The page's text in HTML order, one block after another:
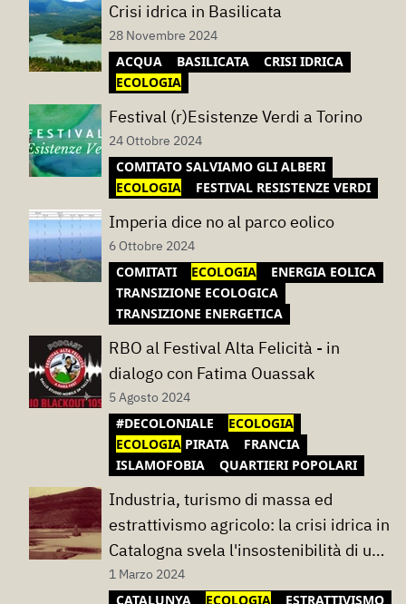
Crisi idrica in Basilicata
28 Novembre 2024
ACQUA BASILICATA
CRISI IDRICA
ECOLOGIA
Festival (r)Esistenze Verdi a Torino
24 Ottobre 2024
COMITATO SALVIAMO GLI ALBERI
ECOLOGIA
FESTIVAL RESISTENZE VERDI
Imperia dice no al parco eolico
6 Ottobre 2024
COMITATI ECOLOGIA
ENERGIA EOLICA
TRANSIZIONE ECOLOGICA
TRANSIZIONE ENERGETICA
RBO al Festival Alta Felicità - in
dialogo con Fatima Ouassak
5 Agosto 2024
#DECOLONIALE
ECOLOGIA
ECOLOGIA PIRATA
FRANCIA
ISLAMOFOBIA
QUARTIERI POPOLARI
Industria, turismo di massa ed
estrattivismo agricolo: la crisi idrica in
Catalogna svela l'insostenibilità di un
modello produttivo
1 Marzo 2024
CATALUNYA ECOLOGIA
ESTRATTIVISMO